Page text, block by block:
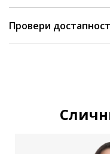
Провери